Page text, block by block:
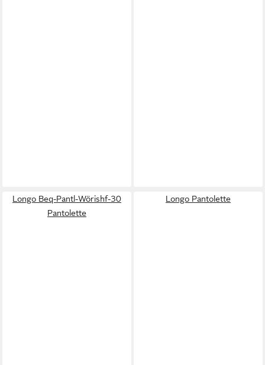
Longo Beq-Pantl-Wörishf-30
Pantolette
Longo Pantolette